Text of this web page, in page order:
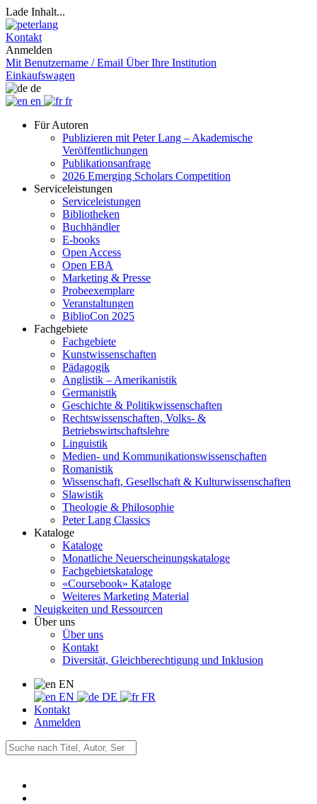
Lade Inhalt...
Kontakt
Anmelden
Mit Benutzername / Email Über Ihre Institution
Einkaufswagen
de
en
fr
Für Autoren
Publizieren mit Peter Lang – Akademische
Veröffentlichungen
Publikationsanfrage
2026 Emerging Scholars Competition
Serviceleistungen
Serviceleistungen
Bibliotheken
Buchhändler
E-books
Open Access
Open EBA
Marketing & Presse
Probeexemplare
Veranstaltungen
BiblioCon 2025
Fachgebiete
Fachgebiete
Kunstwissenschaften
Pädagogik
Anglistik – Amerikanistik
Germanistik
Geschichte & Politikwissenschaften
Rechtswissenschaften, Volks- &
Betriebswirtschaftslehre
Linguistik
Medien- und Kommunikationswissenschaften
Romanistik
Wissenschaft, Gesellschaft & Kulturwissenschaften
Slawistik
Theologie & Philosophie
Peter Lang Classics
Kataloge
Kataloge
Monatliche Neuerscheinungskataloge
Fachgebietskataloge
«Coursebook» Kataloge
Weiteres Marketing Material
Neuigkeiten und Ressourcen
Über uns
Über uns
Kontakt
Diversität, Gleichberechtigung und Inklusion
EN
EN
DE
FR
Kontakt
Anmelden